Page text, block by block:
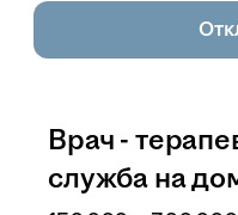
Врач -
служба на